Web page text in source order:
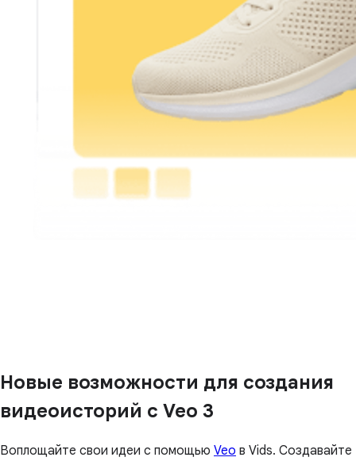
Новые возможности для создания
видеоисторий с Veo 3
Воплощайте свои идеи с помощью Veo в Vids. Создавайте